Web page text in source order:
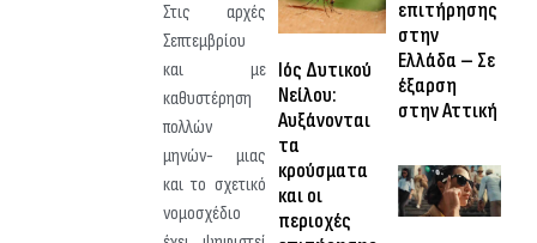
Στις αρχές
Σεπτεμβρίου
και με
καθυστέρηση
πολλών
μηνών- μιας
και το σχετικό
νομοσχέδιο
Ιός Δυτικού
Νείλου:
Αυξάνονται
τα
κρούσματα
και οι
περιοχές
επιτήρησης
στην
Ελλάδα – Σε
έξαρση
στην Αττική